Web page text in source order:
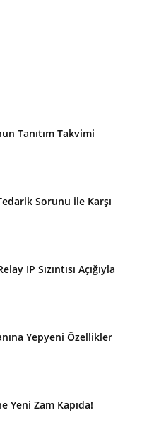
Tanıtım Takvimi
Sorunu ile Karşı
IP Sızıntısı Açığıyla
Yepyeni Özellikler
Yeni Zam Kapıda!